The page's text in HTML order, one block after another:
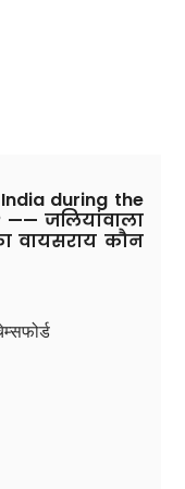
during the
—— जलियांवाला
वायसराय कौन